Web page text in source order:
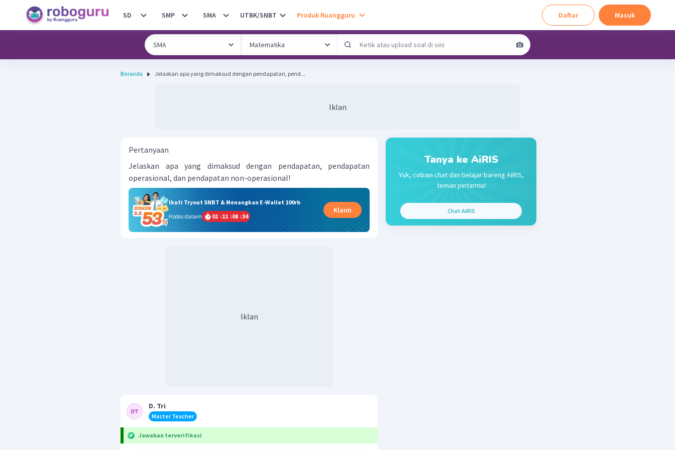
SD SMP SMA UTBK/SNBT Produk Ruangguru Daftar Masuk
Beranda Jelaskan apa yang dimaksud dengan pendapatan, pend...
Iklan
Pertanyaan
Jelaskan apa yang dimaksud dengan pendapatan, pendapatan
operasional, dan pendapatan non-operasional!
Ikuti Tryout SNBT & Menangkan E-Wallet 100rb
Habis dalam
01 :11 :08 :34
Klaim
Iklan
D. Tri
Master Teacher
Jawaban terverifikasi
Tanya ke AiRIS
Yuk, cobain chat dan belajar bareng AiRIS,
teman pintarmu!
Chat AiRIS